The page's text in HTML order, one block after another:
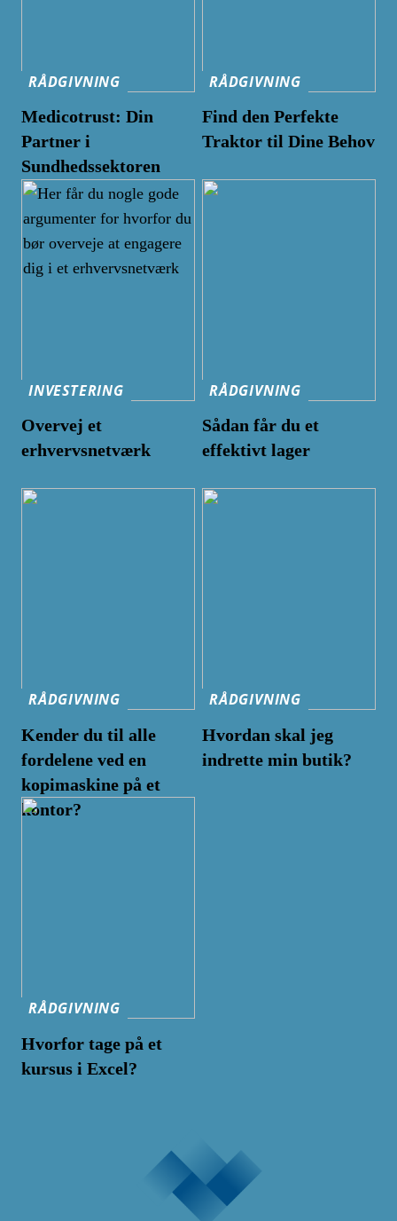
RÅDGIVNING
Medicotrust: Din
Partner i
Sundhedssektoren
RÅDGIVNING
Find den Perfekte
Traktor til Dine Behov
INVESTERING
Overvej et
erhvervsnetværk
RÅDGIVNING
Sådan får du et
effektivt lager
RÅDGIVNING
Kender du til alle
fordelene ved en
kopimaskine på et
kontor?
RÅDGIVNING
Hvordan skal jeg
indrette min butik?
RÅDGIVNING
Hvorfor tage på et
kursus i Excel?